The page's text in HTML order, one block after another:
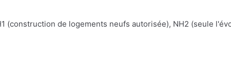
(construction de logements neufs autorisée), NH2 (seule